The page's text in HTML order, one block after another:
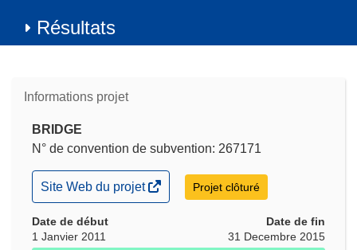
Résultats
Informations projet
BRIDGE
N° de convention de subvention: 267171
(s’ouvre
dans
nouvelle
fenêtre)
Site Web du projet Projet clôturé
Date de début
1 Janvier 2011
Date de fin
31 Decembre 2015